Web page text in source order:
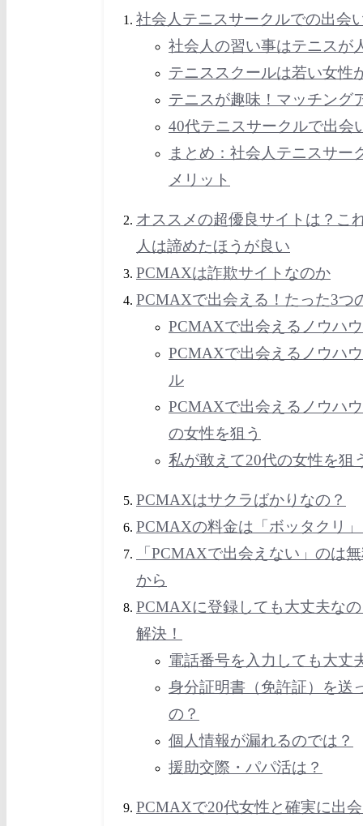
社会人テニスサークルでの出会
社会人の習い事はテニスが
テニススクールは若い女性
テニスが趣味！マッチング
40代テニスサークルで出会
まとめ：社会人テニスサー
メリット
オススメの超優良サイトは？こ
人は諦めたほうが良い
PCMAXは詐欺サイトなのか
PCMAXで出会える！たった3つ
PCMAXで出会えるノウハ
PCMAXで出会えるノウハ
ル
PCMAXで出会えるノウハ
の女性を狙う
私が敢えて20代の女性を狙
PCMAXはサクラばかりなの？
PCMAXの料金は「ボッタクリ
「PCMAXで出会えない」のは
から
PCMAXに登録しても大丈夫な
解決！
電話番号を入力しても大丈
身分証明書（免許証）を送
の？
個人情報が漏れるのでは？
援助交際・パパ活は？
PCMAXで20代女性と確実に出